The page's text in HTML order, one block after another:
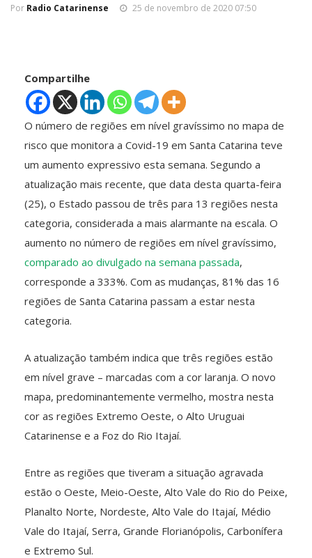
Por Radio Catarinense 25 de novembro de 2020 07:50
Compartilhe
O número de regiões em nível gravíssimo no mapa de
risco que monitora a Covid-19 em Santa Catarina teve
um aumento expressivo esta semana. Segundo a
atualização mais recente, que data desta quarta-feira
(25), o Estado passou de três para 13 regiões nesta
categoria, considerada a mais alarmante na escala. O
aumento no número de regiões em nível gravíssimo,
comparado ao divulgado na semana passada,
corresponde a 333%. Com as mudanças, 81% das 16
regiões de Santa Catarina passam a estar nesta
categoria.
A atualização também indica que três regiões estão
em nível grave – marcadas com a cor laranja. O novo
mapa, predominantemente vermelho, mostra nesta
cor as regiões Extremo Oeste, o Alto Uruguai
Catarinense e a Foz do Rio Itajaí.
Entre as regiões que tiveram a situação agravada
estão o Oeste, Meio-Oeste, Alto Vale do Rio do Peixe,
Planalto Norte, Nordeste, Alto Vale do Itajaí, Médio
Vale do Itajaí, Serra, Grande Florianópolis, Carbonífera
e Extremo Sul.